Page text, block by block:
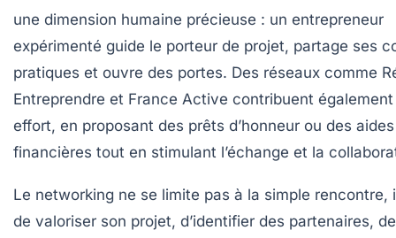
une dimension humaine précieuse : un entrepreneur
expérimenté guide le porteur de projet, partage ses
pratiques et ouvre des portes. Des réseaux comme
Entreprendre et France Active contribuent
effort, en proposant des prêts d’honneur ou des aides
financières tout en stimulant l’échange et la
Le networking ne se limite pas à la simple rencontre,
de valoriser son projet, d’identifier des partenaires,